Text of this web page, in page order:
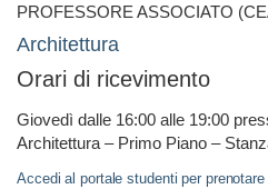
PROFESSORE ASSOCIATO
Architettura
Orari di ricevimento
Giovedì dalle 16:00 alle 19:00
Architettura – Primo Piano –
Accedi al portale studenti per